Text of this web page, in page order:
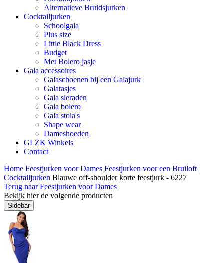
Alternatieve Bruidsjurken
Cocktailjurken
Schoolgala
Plus size
Little Black Dress
Budget
Met Bolero jasje
Gala accessoires
Galaschoenen bij een Galajurk
Galatasjes
Gala sieraden
Gala bolero
Gala stola's
Shape wear
Dameshoeden
GLZK Winkels
Contact
Home Feestjurken voor Dames Feestjurken voor een Bruiloft
Cocktailjurken Blauwe off-shoulder korte feestjurk - 6227
Terug naar Feestjurken voor Dames
Bekijk hier de volgende producten
Sidebar